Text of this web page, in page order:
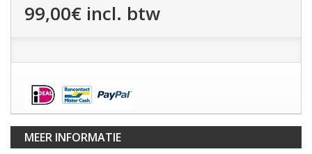
99,00€ incl. btw
MEER INFORMATIE